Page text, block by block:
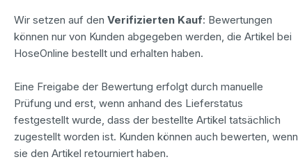
Wir setzen auf den Verifizierten Kauf: Bewertungen
können nur von Kunden abgegeben werden, die Artikel bei
HoseOnline bestellt und erhalten haben.
Eine Freigabe der Bewertung erfolgt durch manuelle
Prüfung und erst, wenn anhand des Lieferstatus
festgestellt wurde, dass der bestellte Artikel tatsächlich
zugestellt worden ist. Kunden können auch bewerten, wenn
sie den Artikel retourniert haben.